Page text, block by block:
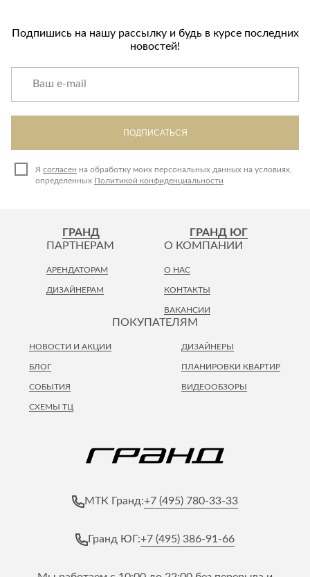
Подпишись на нашу рассылку и будь в курсе последних
новостей!
ПОДПИСАТЬСЯ
Я согласен на обработку моих персональных данных на условиях,
определенных Политикой конфиденциальности
ГРАНД ГРАНД ЮГ
ПОКУПАТЕЛЯМ
НОВОСТИ И АКЦИИ
ПЛАНИРОВКИ КВАРТИР
ВИДЕООБЗОРЫ
БЛОГ
СОБЫТИЯ
СХЕМЫ ТЦ
ДИЗАЙНЕРЫ
ПАРТНЕРАМ
АРЕНДАТОРАМ
ДИЗАЙНЕРАМ
О КОМПАНИИ
О НАС
КОНТАКТЫ
ВАКАНСИИ
МТК Гранд:+7 (495) 780-33-33
Гранд ЮГ:+7 (495) 386-91-66